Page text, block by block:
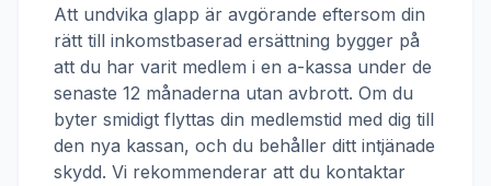
Att undvika glapp är avgörande eftersom din
rätt till inkomstbaserad ersättning bygger på
att du har varit medlem i en a-kassa under de
senaste 12 månaderna utan avbrott. Om du
byter smidigt flyttas din medlemstid med dig till
den nya kassan, och du behåller ditt intjänade
skydd. Vi rekommenderar att du kontaktar